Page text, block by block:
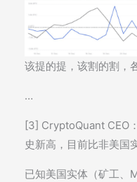
该提的提，该割的割，
…
[3] CryptoQuant CEO
史新高，目前比非美国
已知美国实体（矿工、